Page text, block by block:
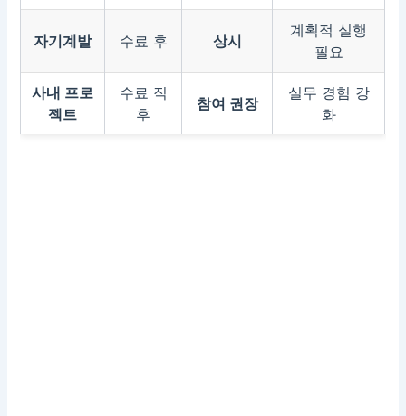
자기계발 수료 후 상시
계획적 실행
필요
사내 프로
젝트
수료 직
후
참여 권장
실무 경험 강
화